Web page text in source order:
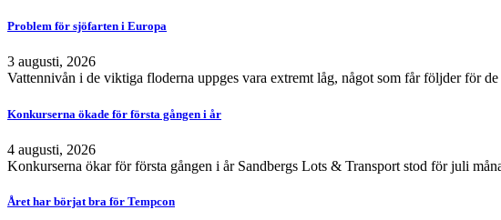
Problem för sjöfarten i Europa
3 augusti, 2026
Vattennivån i de viktiga floderna uppges vara extremt låg, något som får följder för
Konkurserna ökade för första gången i år
4 augusti, 2026
Konkurserna ökar för första gången i år Sandbergs Lots & Transport stod för juli
Året har börjat bra för Tempcon